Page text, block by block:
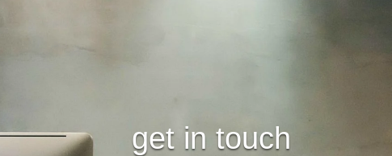
get in touch